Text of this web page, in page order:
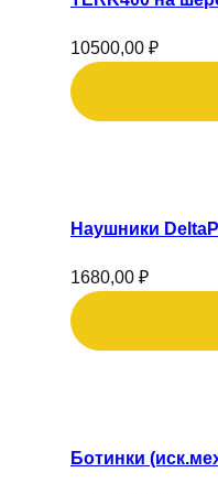
10500,00 ₽
Наушники
1680,00 ₽
Ботинки
имеет